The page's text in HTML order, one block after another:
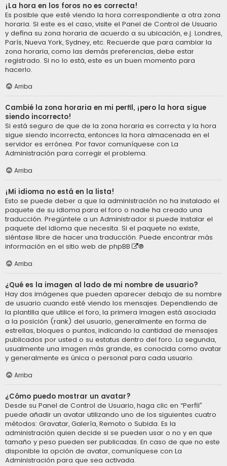
¡La hora en los foros no es correcta!
Es posible que esté viendo la hora correspondiente a otra zona
horaria. Si este es el caso, visite el Panel de Control de Usuario
y defina su zona horaria de acuerdo a su ubicación, e.j. Londres,
París, Nueva York, Sydney, etc. Recuerde que para cambiar la
zona horaria, como las demás preferencias, debe estar
registrado. Si no lo está, este es un buen momento para
hacerlo.
Arriba
Cambié la zona horaria en mi perfil, ¡pero la hora sigue
siendo incorrecto!
Si está seguro de que de la zona horaria es correcta y la hora
sigue siendo incorrecta, entonces la hora almacenada en el
servidor es errónea. Por favor comuníquese con La
Administración para corregir el problema.
Arriba
¡Mi idioma no está en la lista!
Esto se puede deber a que la administración no ha instalado el
paquete de su idioma para el foro o nadie ha creado una
traducción. Pregúntele a un Administrador si puede instalar el
paquete del idioma que necesita. Si el paquete no existe,
siéntase libre de hacer una traducción. Puede encontrar más
información en el sitio web de phpBB ®
Arriba
¿Qué es la imagen al lado de mi nombre de usuario?
Hay dos imágenes que pueden aparecer debajo de su nombre
de usuario cuando esté viendo los mensajes. Dependiendo de
la plantilla que utilice el foro, la primera imagen está asociada
a la posición (rank) del usuario, generalmente en forma de
estrellas, bloques o puntos, indicando la cantidad de mensajes
publicados por usted o su estatus dentro del foro. La segunda,
usualmente una imagen más grande, es conocida como avatar
y generalmente es única o personal para cada usuario.
Arriba
¿Cómo puedo mostrar un avatar?
Desde su Panel de Control de Usuario, haga clic en “Perfil”
puede añadir un avatar utilizando uno de los siguientes cuatro
métodos: Gravatar, Galería, Remoto o Subida. Es la
administración quien decide si se pueden usar o no y en que
tamaño y peso pueden ser publicadas. En caso de que no este
disponible la opción de avatar, comuníquese con La
Administración para que sea activada.